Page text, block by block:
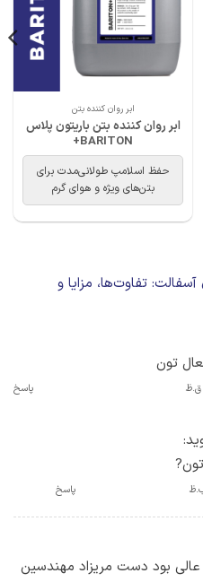
ابر روان کننده بتن
ابر روان کننده بتن باریتون پلاس
BARITON+
حفظ اسلامپ طولانی‌مدت برای
بتن‌های ویژه و هوای گرم
تفاوت‌ها، مزایا و
تون
پاسخ
پاسخ
بود دست مریزاد مهندسین